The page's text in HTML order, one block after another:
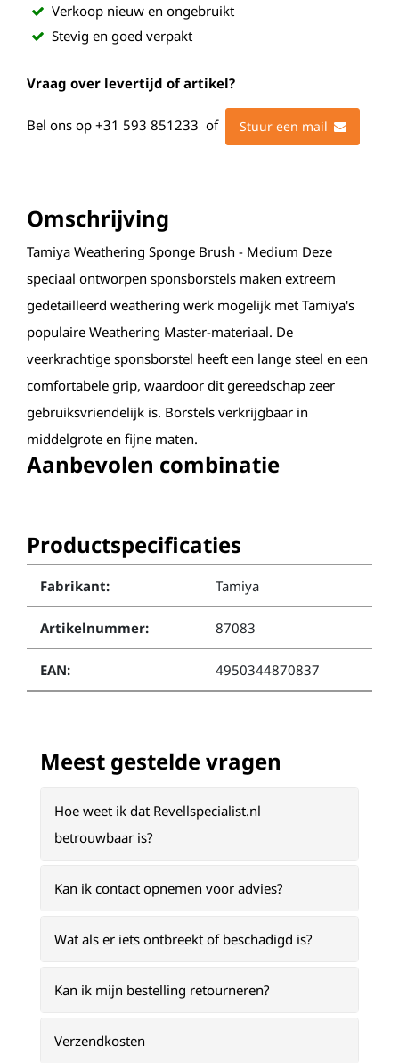
Verkoop nieuw en ongebruikt
Stevig en goed verpakt
Vraag over levertijd of artikel?
Bel ons op +31 593 851233 of Stuur een mail
Omschrijving
Tamiya Weathering Sponge Brush - Medium Deze
speciaal ontworpen sponsborstels maken extreem
gedetailleerd weathering werk mogelijk met Tamiya's
populaire Weathering Master-materiaal. De
veerkrachtige sponsborstel heeft een lange steel en een
comfortabele grip, waardoor dit gereedschap zeer
gebruiksvriendelijk is. Borstels verkrijgbaar in
middelgrote en fijne maten.
Aanbevolen combinatie
Productspecificaties
Fabrikant: Tamiya
Artikelnummer: 87083
EAN: 4950344870837
Meest gestelde vragen
Hoe weet ik dat Revellspecialist.nl
betrouwbaar is?
Kan ik contact opnemen voor advies?
Wat als er iets ontbreekt of beschadigd is?
Kan ik mijn bestelling retourneren?
Verzendkosten